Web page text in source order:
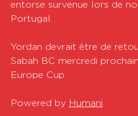
entorse survenue lors de
Portugal.
Yordan devrait être de
Sabah BC mercredi
Europe Cup
Powered by Humani